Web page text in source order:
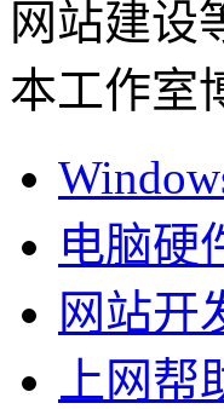
网站建设
本工作室
电脑硬
网站开
上网帮